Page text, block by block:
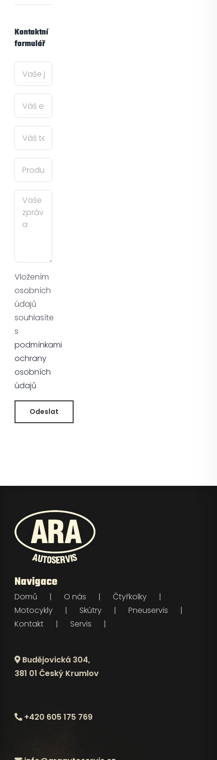
Kontaktní
formulář
Vložením
osobních
údajů
souhlasíte
s
podmínkami
ochrany
osobních
údajů
Navigace
Domů O nás
Čtyřkolky
Motocykly
Skútry
Pneuservis
Kontakt
Servis
Budějovická 304,
381 01 Český Krumlov
+420 605 175 769